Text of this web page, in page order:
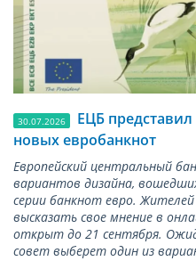
30.07.2026
ЕЦБ
новых евробанкнот
Европейский центральный
вариантов дизайна,
серии банкнот евро.
высказать свое мнение в
открыт до 21 сентября.
совет выберет один из